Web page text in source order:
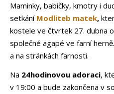
Maminky, babičky, kmotry i
setkání Modliteb matek,
kostele ve čtvrtek 27. dubna
společné agapé ve farní
a na stránkách farnosti.
Na 24hodinovou adoraci,
v 19:00 a bude zakončena v